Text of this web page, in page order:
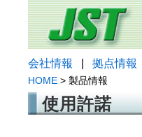
会社情報 拠点情報
HOME > 製品情報
使用許諾